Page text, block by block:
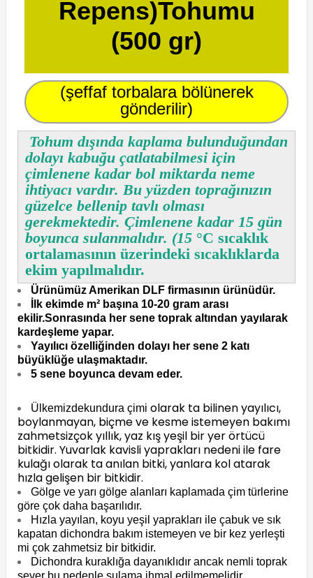
Repens)Tohumu
(500 gr)
(şeffaf torbalara bölünerek
gönderilir)
Tohum dışında kaplama bulunduğundan
dolayı kabuğu çatlatabilmesi için
çimlenene kadar bol miktarda neme
ihtiyacı vardır. Bu yüzden toprağınızın
güzelce bellenip tavlı olması
gerekmektedir. Çimlenene kadar 15 gün
boyunca sulanmalıdır. (15 °C sıcaklık
ortalamasının üzerindeki sıcaklıklarda
ekim yapılmalıdır.
Ürünümüz Amerikan DLF firmasının ürünüdür.
İlk ekimde m² başına 10-20 gram arası
ekilir.Sonrasında her sene toprak altından yayılarak
kardeşleme yapar.
Yayılıcı özelliğinden dolayı her sene 2 katı
büyüklüğe ulaşmaktadır.
5 sene boyunca devam eder.
Ülkemizdekundura çimiolarak ta bilinen yayılıcı,
boylanmayan, biçme ve kesme istemeyen bakımı
zahmetsizçok yıllık, yaz kış yeşil bir yer örtücü
bitkidir. Yuvarlak kavisli yaprakları nedeni ile fare
kulağı olarak ta anılan bitki, yanlara kol atarak
hızla gelişen bir bitkidir.
Gölge ve yarı gölge alanları kaplamada çim türlerine
göre çok daha başarılıdır.
Hızla yayılan, koyu yeşil yaprakları ile çabuk ve sık
kapatan dichondra bakım istemeyen ve bir kez yerleşti
mi çok zahmetsiz bir bitkidir.
Dichondra kuraklığa dayanıklıdır ancak nemli toprak
sever bu nedenle sulama ihmal edilmemelidir.